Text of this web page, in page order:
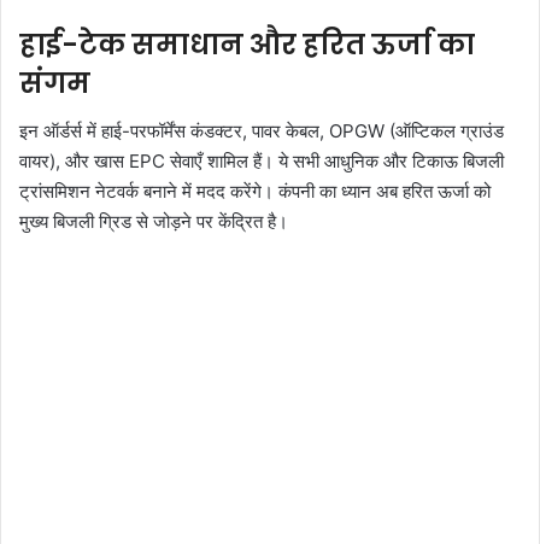
हाई-टेक समाधान और हरित ऊर्जा का
संगम
इन ऑर्डर्स में हाई-परफॉर्मेंस कंडक्टर, पावर केबल, OPGW (ऑप्टिकल ग्राउंड
वायर), और खास EPC सेवाएँ शामिल हैं। ये सभी आधुनिक और टिकाऊ बिजली
ट्रांसमिशन नेटवर्क बनाने में मदद करेंगे। कंपनी का ध्यान अब हरित ऊर्जा को
मुख्य बिजली ग्रिड से जोड़ने पर केंद्रित है।